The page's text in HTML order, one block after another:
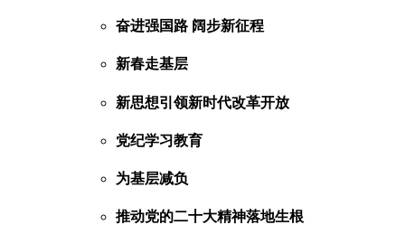
奋进强国路 阔步新征程
新春走基层
新思想引领新时代改革开放
党纪学习教育
为基层减负
推动党的二十大精神落地生根